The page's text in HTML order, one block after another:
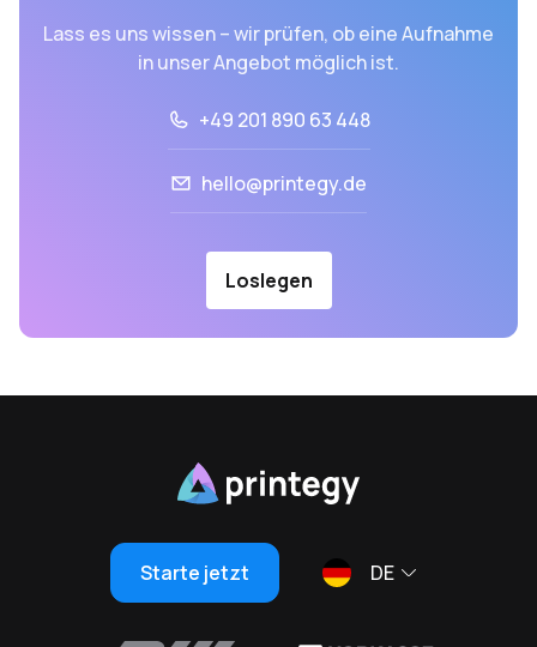
Lass es uns wissen – wir prüfen, ob eine Aufnahme
in unser Angebot möglich ist.
+49 201 890 63 448
hello@printegy.de
Loslegen
Starte jetzt DE